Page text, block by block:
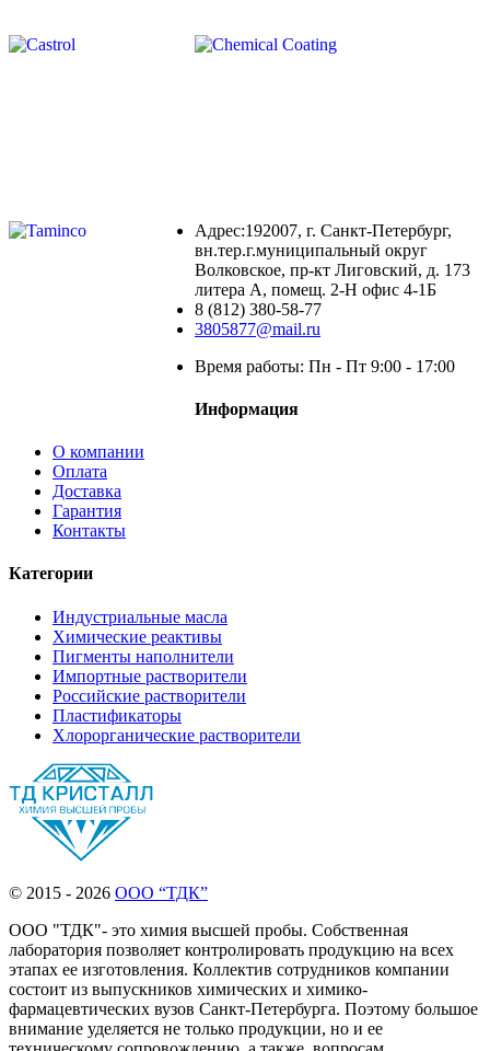
Адрес:192007, г. Санкт-Петербург,
вн.тер.г.муниципальный округ
Волковское, пр-кт Лиговский, д. 173
литера А, помещ. 2-Н офис 4-1Б
8 (812) 380-58-77
3805877@mail.ru
Время работы: Пн - Пт 9:00 - 17:00
Информация
О компании
Оплата
Доставка
Гарантия
Контакты
Категории
Индустриальные масла
Химические реактивы
Пигменты наполнители
Импортные растворители
Российские растворители
Пластификаторы
Хлорорганические растворители
© 2015 - 2026 ООО “ТДК”
ООО "ТДК"- это химия высшей пробы. Собственная
лаборатория позволяет контролировать продукцию на всех
этапах ее изготовления. Коллектив сотрудников компании
состоит из выпускников химических и химико-
фармацевтических вузов Санкт-Петербурга. Поэтому большое
внимание уделяется не только продукции, но и ее